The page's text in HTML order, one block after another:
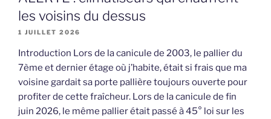
les voisins du dessus
1 JUILLET 2026
Introduction Lors de la canicule de 2003, le pallier du
7ème et dernier étage où j’habite, était si frais que ma
voisine gardait sa porte pallière toujours ouverte pour
profiter de cette fraîcheur. Lors de la canicule de fin
juin 2026, le même pallier était passé à 45° loi sur les